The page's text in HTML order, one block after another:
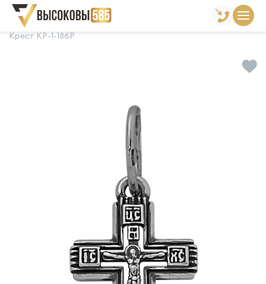
Главная Склад готовой продукции
Крест КР-1-186Р